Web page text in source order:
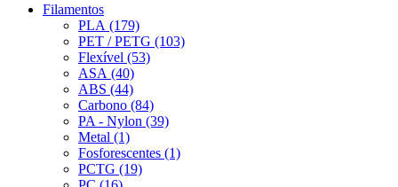
Filamentos
PLA (179)
PET / PETG (103)
Flexível (53)
ASA (40)
ABS (44)
Carbono (84)
PA - Nylon (39)
Metal (1)
Fosforescentes (1)
PCTG (19)